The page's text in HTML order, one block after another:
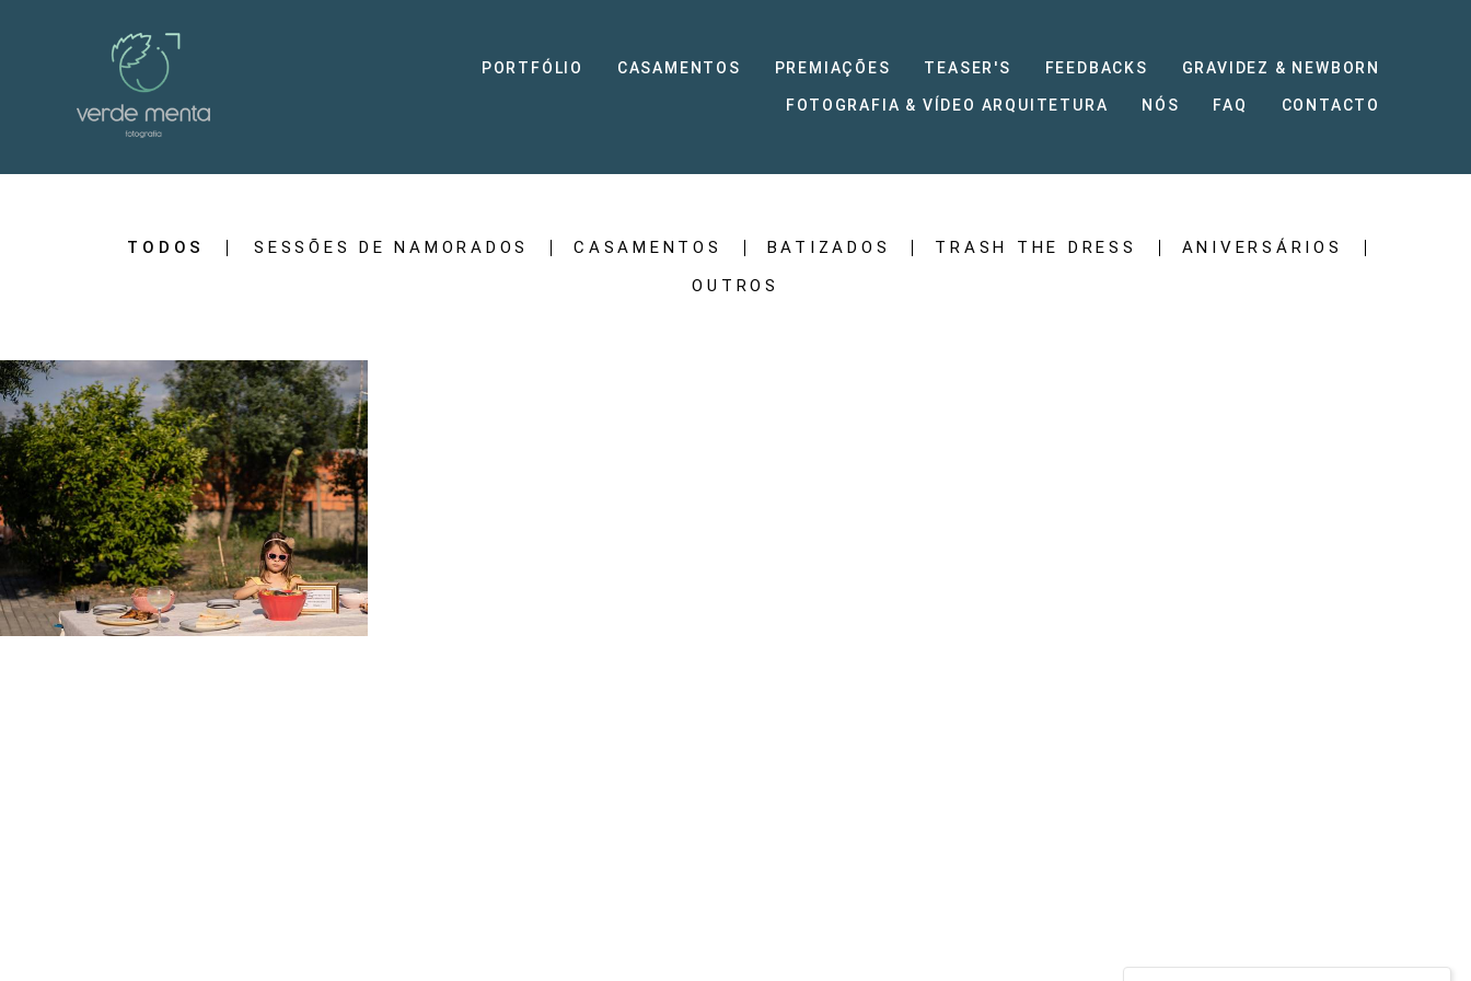
PORTFÓLIO CASAMENTOS PREMIAÇÕES TEASER'S FEEDBACKS GRAVIDEZ & NEWBORN
FOTOGRAFIA & VÍDEO ARQUITETURA NÓS FAQ CONTACTO
TODOS SESSÕES DE NAMORADOS CASAMENTOS BATIZADOS TRASH THE DRESS
ANIVERSÁRIOS
OUTROS